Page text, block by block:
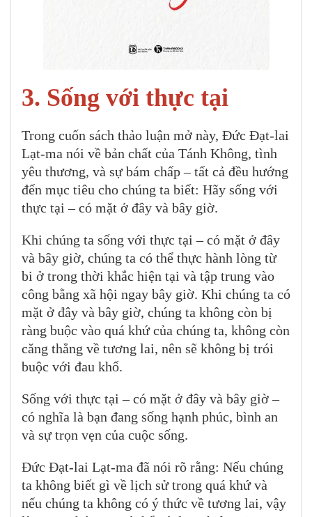
3. Sống với thực tại
Trong cuốn sách thảo luận mở này, Đức Đạt-lai
Lạt-ma nói về bản chất của Tánh Không, tình
yêu thương, và sự bám chấp – tất cả đều hướng
đến mục tiêu cho chúng ta biết: Hãy sống với
thực tại – có mặt ở đây và bây giờ.
Khi chúng ta sống với thực tại – có mặt ở đây
và bây giờ, chúng ta có thể thực hành lòng từ
bi ở trong thời khắc hiện tại và tập trung vào
công bằng xã hội ngay bây giờ. Khi chúng ta có
mặt ở đây và bây giờ, chúng ta không còn bị
ràng buộc vào quá khứ của chúng ta, không còn
căng thẳng về tương lai, nên sẽ không bị trói
buộc với đau khổ.
Sống với thực tại – có mặt ở đây và bây giờ –
có nghĩa là bạn đang sống hạnh phúc, bình an
và sự trọn vẹn của cuộc sống.
Đức Đạt-lai Lạt-ma đã nói rõ rằng: Nếu chúng
ta không biết gì về lịch sử trong quá khứ và
nếu chúng ta không có ý thức về tương lai, vậy